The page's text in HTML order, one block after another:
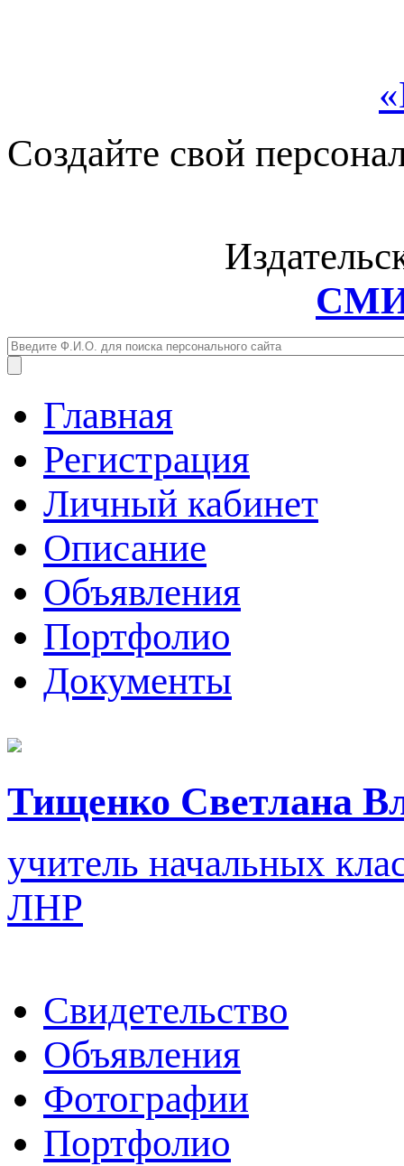
Создайте свой
Главная
Регистрация
Личный кабинет
Описание
Объявления
Портфолио
Документы
Тищенко Светлана
учитель начальных
ЛНР
Свидетельство
Объявления
Фотографии
Портфолио